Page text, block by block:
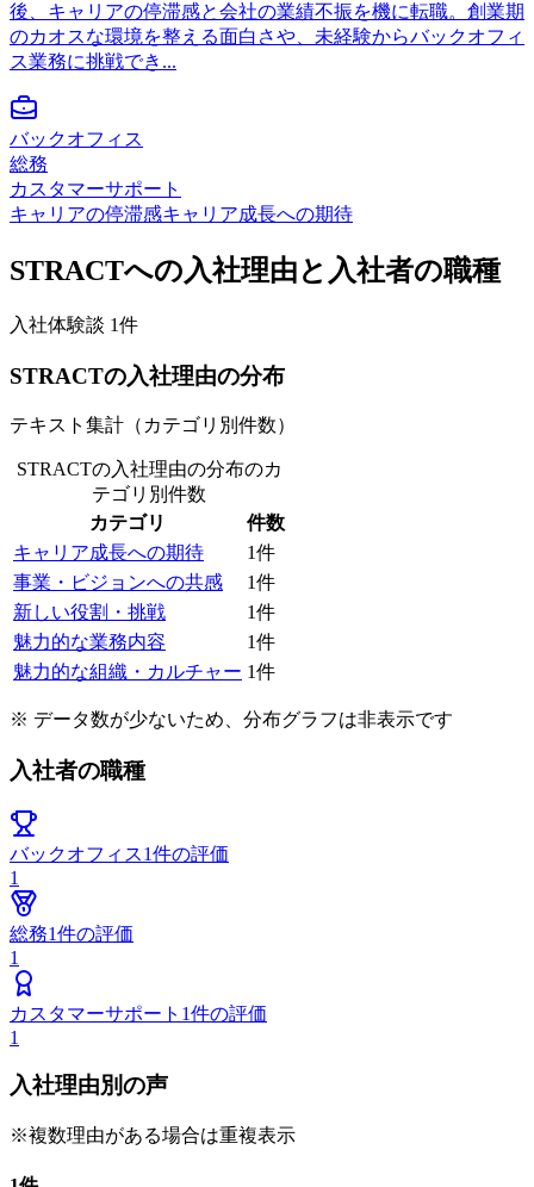
後、キャリアの停滞感と会社の業績不振を機に転職。創業期
のカオスな環境を整える面白さや、未経験からバックオフィ
ス業務に挑戦でき...
バックオフィス
総務
カスタマーサポート
キャリアの停滞感キャリア成長への期待
STRACTへの入社理由と入社者の職種
入社体験談 1件
STRACTの入社理由の分布
テキスト集計（カテゴリ別件数）
STRACTの入社理由の分布のカ
テゴリ別件数
カテゴリ
件数
キャリア成長への期待
1件
事業・ビジョンへの共感
1件
新しい役割・挑戦
1件
魅力的な業務内容
1件
魅力的な組織・カルチャー 1件
※ データ数が少ないため、分布グラフは非表示です
入社者の職種
バックオフィス1件の評価
1
総務1件の評価
1
カスタマーサポート 1件の評価
1
入社理由別の声
※複数理由がある場合は重複表示